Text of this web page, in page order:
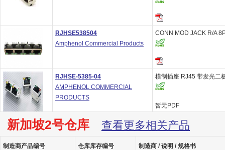
RJHSE538504
Amphenol Commercial Products
CONN MOD JACK R/A
RJHSE-5385-04
AMPHENOL COMMERCIAL
PRODUCTS
模制插座 RJ45 带发光二
暂无PDF
新加坡2号仓库 查看更多相关产品
制造商产品编号 仓库库存编号 制造商 / 说明 / 规格书